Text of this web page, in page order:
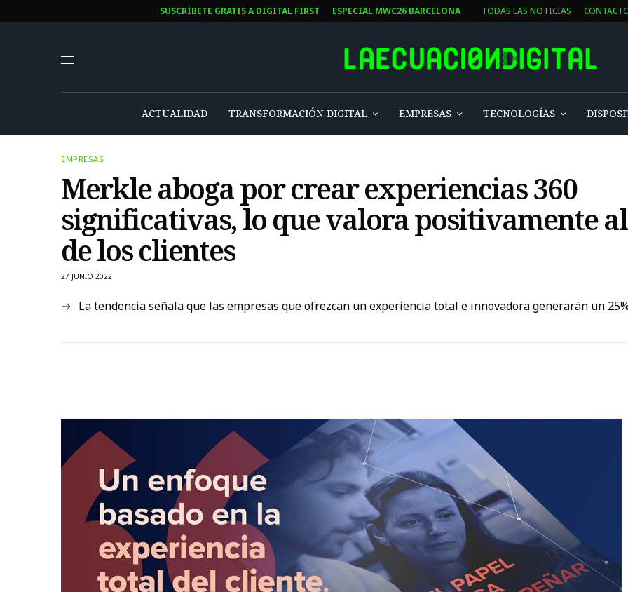
SUSCRÍBETE GRATIS A DIGITAL FIRST ESPECIAL MWC26 BARCELONA TODAS LAS NOTICIAS
ACTUALIDAD TRANSFORMACIÓN DIGITAL EMPRESAS TECNOLOGÍAS
EMPRESAS
Merkle aboga por crear experiencias 360
significativas, lo que valora positivamente
de los clientes
27 JUNIO 2022
La tendencia señala que las empresas que ofrezcan un experiencia total e innovadora generarán un